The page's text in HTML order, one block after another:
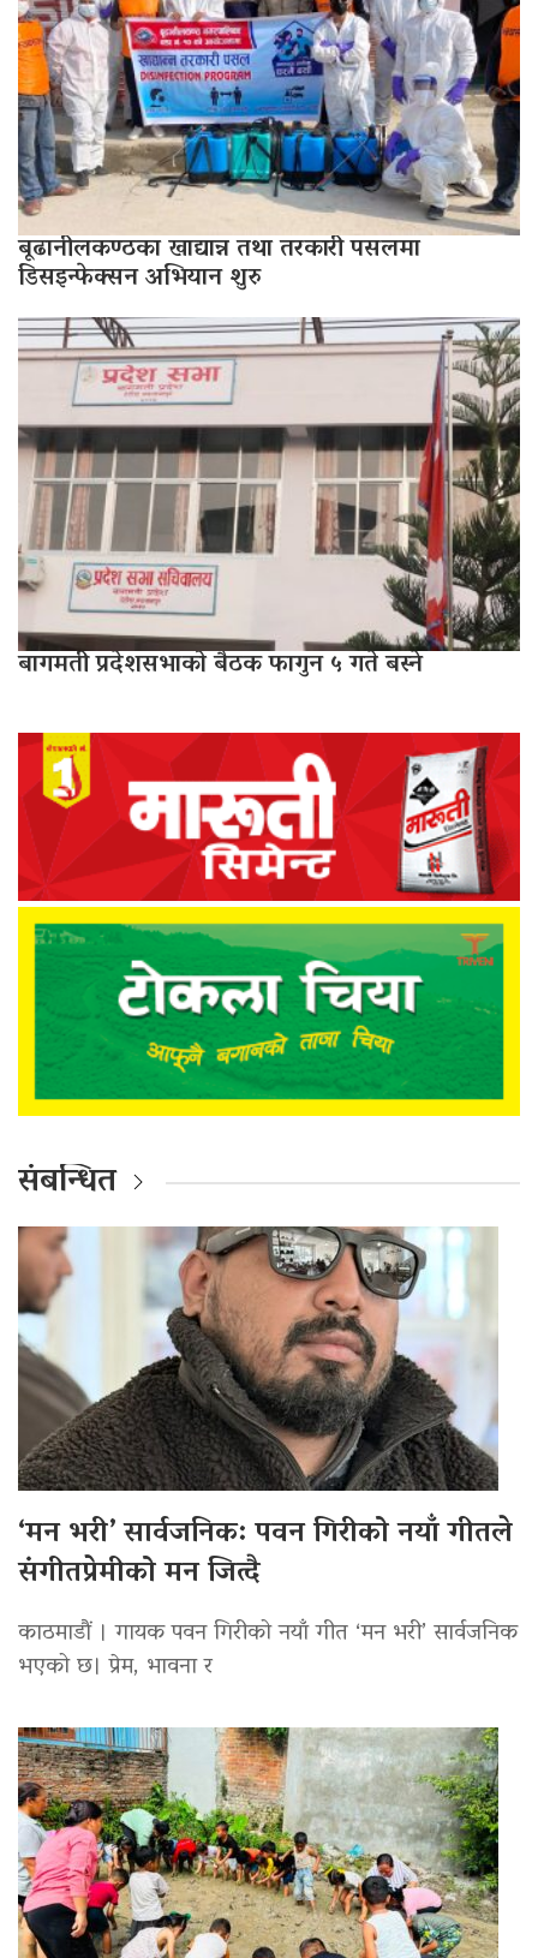
बूढानीलकण्ठका खाद्यान्न तथा तरकारी पसलमा
डिसइन्फेक्सन अभियान शुरु
बागमती प्रदेशसभाको बैठक फागुन ५ गते बस्ने
संबन्धित
‘मन भरी’ सार्वजनिक: पवन गिरीको नयाँ गीतले
संगीतप्रेमीको मन जित्दै
काठमाडौं । गायक पवन गिरीको नयाँ गीत ‘मन भरी’ सार्वजनिक
भएको छ। प्रेम, भावना र